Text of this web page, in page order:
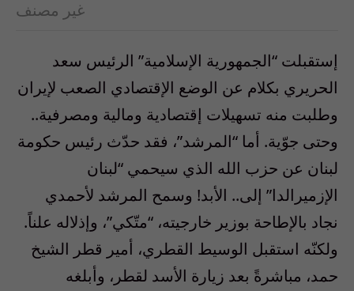
غير مصنف
إستقبلت “الجمهورية الإسلامية” الرئيس سعد
الحريري بكلام عن الوضع الإقتصادي الصعب لإيران
وطلبت منه تسهيلات إقتصادية ومالية ومصرفية..
وحتى جوّية. أما “المرشد”، فقد حدّث رئيس حكومة
لبنان عن حزب الله الذي سيحمي “لبنان
الإزميرالدا” إلى.. الأبد! وسمح المرشد لأحمدي
نجاد بالإطاحة بوزير خارجيته، “متّكي”، وإذلاله علناً.
ولكنّه استقبل الوسيط القطري، أمير قطر الشيخ
حمد، مباشرةً بعد زيارة الأسد لقطر، وأبلغه